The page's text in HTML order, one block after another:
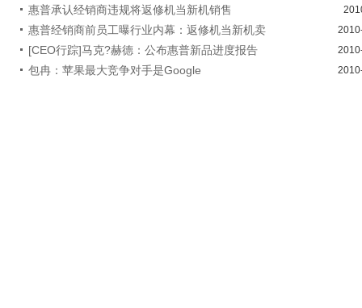
惠普承认经销商违规将返修机当新机销售
惠普经销商前员工曝行业内幕：返修机当新机卖
[CEO行踪]马克?赫德：公布惠普新品进度报告
包冉：苹果最大竞争对手是Google